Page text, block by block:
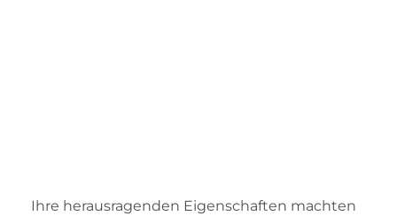
Ihre herausragenden Eigenschaften machten